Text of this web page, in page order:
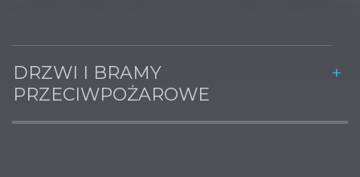
DRZWI I BRAMY
PRZECIWPOŻAROWE